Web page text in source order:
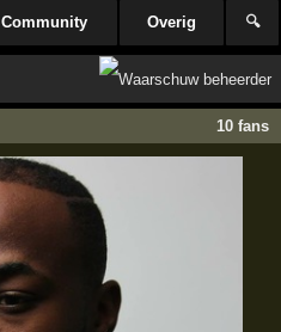
Community Overig 🔍
10 fans